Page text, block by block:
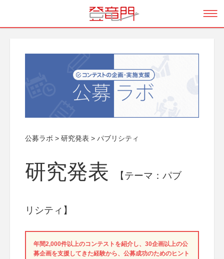
公募ラボ > 研究発表 > パブリシティ
研究発表 【テーマ：パブ
リシティ】
年間2,000件以上のコンテストを紹介し、30企画以上の公
募企画を支援してきた経験から、公募成功のためのヒント